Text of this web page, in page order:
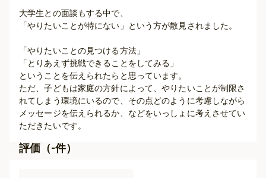
大学生との面談もする中で、
「やりたいことが特にない」という方が散見されました。
「やりたいことの見つける方法」
「とりあえず挑戦できることをしてみる」
ということを伝えられたらと思っています。
ただ、子どもは家庭の方針によって、やりたいことが制限さ
れてしまう環境にいるので、その点どのように考慮しながら
メッセージを伝えられるか、などをいっしょに考えさせてい
ただきたいです。
評価（-件）